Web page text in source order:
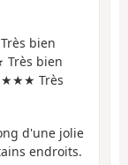
bien
bien
Très
d'une jolie
endroits.